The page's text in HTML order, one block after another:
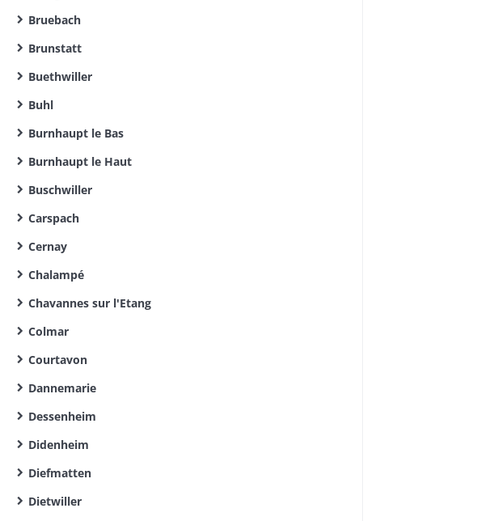
Bruebach
Brunstatt
Buethwiller
Buhl
Burnhaupt le Bas
Burnhaupt le Haut
Buschwiller
Carspach
Cernay
Chalampé
Chavannes sur l'Etang
Colmar
Courtavon
Dannemarie
Dessenheim
Didenheim
Diefmatten
Dietwiller